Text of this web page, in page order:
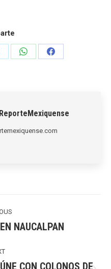
Share
Share
NAUCALPAN